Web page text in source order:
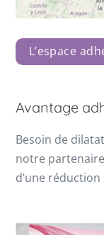
L’espace
Avantage
Besoin de
notre
d’une